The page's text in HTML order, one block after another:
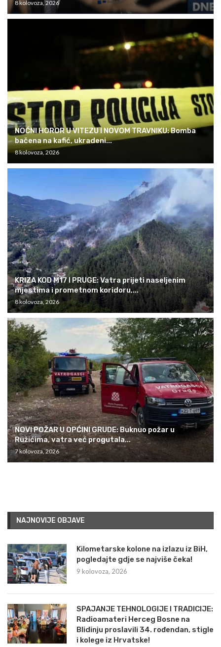
8 kolovoza, 2026
NOĆNI HOROR U VITEZU I NOVOM TRAVNIKU: Bomba
bačena na kafić, ukradeni...
8 kolovoza, 2026
KRIZA KOD M17 I PRUGE: Vatra prijeti naseljenim
mjestima i prometnom koridoru,...
8 kolovoza, 2026
NOVI POŽAR U OPĆINI GRUDE: Buknuo požar u
Ružićima, vatra već progutala...
7 kolovoza, 2026
NAJNOVIJE OBJAVE
Kilometarske kolone na izlazu iz BiH,
pogledajte gdje se najviše čeka!
9 kolovoza, 2026
SPAJANJE TEHNOLOGIJE I TRADICIJE:
Radioamateri Herceg Bosne na
Blidinju proslavili 34. rođendan, stigle
i kolege iz Hrvatske!